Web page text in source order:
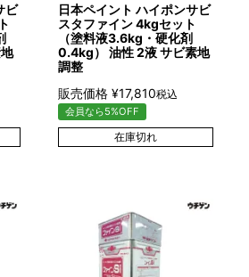
ビ
日本ペイント ハイポンサビ
スタファイン 4kgセット
（塗料液3.6kg・硬化剤
0.4kg） 油性 2液 サビ素地
調整
販売価格 ¥17,810税込
会員なら5%OFF
在庫切れ